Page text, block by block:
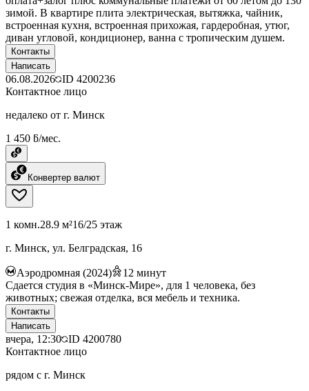
зимой. В квартире плита электрическая, вытяжка, чайник,
встроенная кухня, встроенная прихожая, гардеробная, утюг,
диван угловой, кондиционер, ванна с тропическим душем.
Контакты
Написать
06.08.2026 ID 4200236
Контактное лицо
недалеко от г. Минск
1 450 ƃ/мес.
Конвертер валют
1 комн.28.9 м²16/25 этаж
г. Минск, ул. Белградская, 16
Аэродромная (2024) 12 минут
Сдается студия в «Минск-Мире», для 1 человека, без
животных; свежая отделка, вся мебель и техника.
Контакты
Написать
вчера, 12:30 ID 4200780
Контактное лицо
рядом с г. Минск